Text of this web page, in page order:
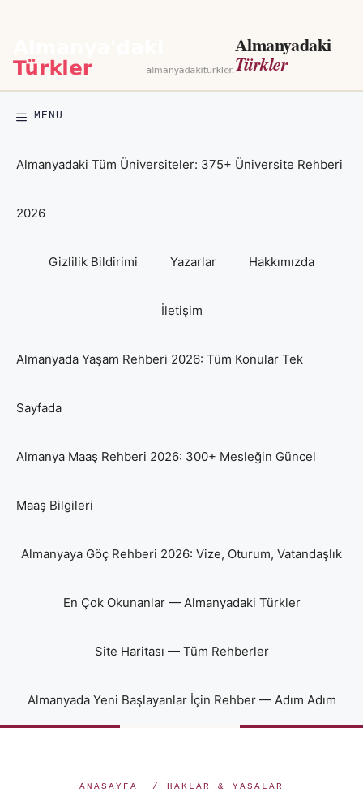
Almanyadaki
Türkler
MENÜ
Almanyadaki Tüm Üniversiteler: 375+ Üniversite Rehberi
2026
Gizlilik Bildirimi Yazarlar Hakkımızda
İletişim
Almanyada Yaşam Rehberi 2026: Tüm Konular Tek
Sayfada
Almanya Maaş Rehberi 2026: 300+ Mesleğin Güncel
Maaş Bilgileri
Almanyaya Göç Rehberi 2026: Vize, Oturum, Vatandaşlık
En Çok Okunanlar — Almanyadaki Türkler
Site Haritası — Tüm Rehberler
Almanyada Yeni Başlayanlar İçin Rehber — Adım Adım
ANASAYFA / HAKLAR & YASALAR